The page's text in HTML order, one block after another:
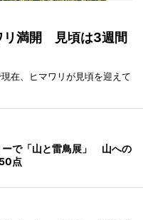
リ満開 見頃は3週間
在、ヒマワリが見頃を迎えて
ーで「山と雷鳥展」 山への
点